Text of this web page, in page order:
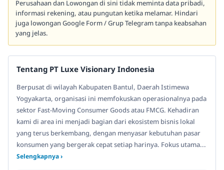
Perusahaan dan Lowongan di sini tidak meminta data pribadi,
informasi rekening, atau pungutan ketika melamar. Hindari
juga lowongan Google Form / Grup Telegram tanpa keabsahan
yang jelas.
Tentang PT Luxe Visionary Indonesia
Berpusat di wilayah Kabupaten Bantul, Daerah Istimewa
Yogyakarta, organisasi ini memfokuskan operasionalnya pada
sektor Fast-Moving Consumer Goods atau FMCG. Kehadiran
kami di area ini menjadi bagian dari ekosistem bisnis lokal
yang terus berkembang, dengan menyasar kebutuhan pasar
konsumen yang bergerak cepat setiap harinya. Fokus utama...
Selengkapnya ›